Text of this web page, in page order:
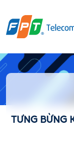
TƯNG
BỪNG
TƯNG BỪNG